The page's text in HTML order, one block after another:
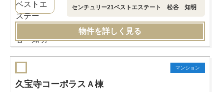
センチュリー21ベストエステート 松谷 知明
物件を詳しく見る
マンション
久宝寺コーポラスＡ棟